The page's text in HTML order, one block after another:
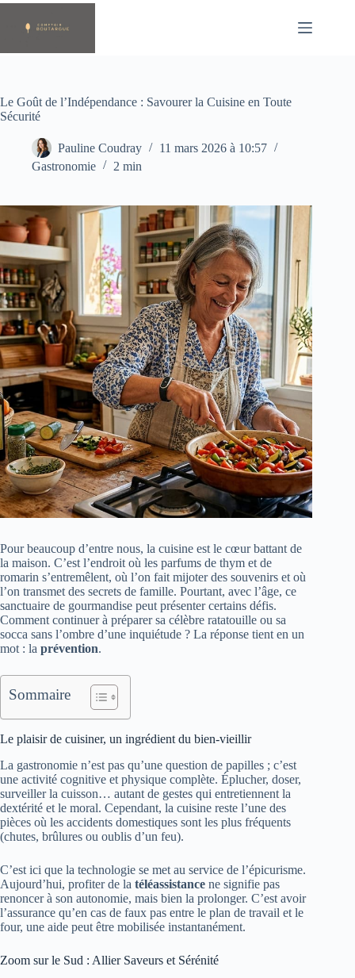
Passer
contenu
Le Goût de l’Indépendance : Savourer la Cuisine en Toute
Sécurité
Pauline Coudray
11 mars 2026 à 10:57
Gastronomie
2 min
Pour beaucoup d’entre nous, la cuisine est le cœur battant de
la maison. C’est l’endroit où les parfums de thym et de
romarin s’entremêlent, où l’on fait mijoter des souvenirs et où
l’on transmet des secrets de famille. Pourtant, avec l’âge, ce
sanctuaire de gourmandise peut présenter certains défis.
Comment continuer à préparer sa célèbre ratatouille ou sa
socca sans l’ombre d’une inquiétude ? La réponse tient en un
mot : la prévention.
Sommaire
Le plaisir de cuisiner, un ingrédient du bien-vieillir
La gastronomie n’est pas qu’une question de papilles ; c’est
une activité cognitive et physique complète. Éplucher, doser,
surveiller la cuisson… autant de gestes qui entretiennent la
dextérité et le moral. Cependant, la cuisine reste l’une des
pièces où les accidents domestiques sont les plus fréquents
(chutes, brûlures ou oublis d’un feu).
C’est ici que la technologie se met au service de l’épicurisme.
Aujourd’hui, profiter de la téléassistance ne signifie pas
renoncer à son autonomie, mais bien la prolonger. C’est avoir
l’assurance qu’en cas de faux pas entre le plan de travail et le
four, une aide peut être mobilisée instantanément.
Zoom sur le Sud : Allier Saveurs et Sérénité